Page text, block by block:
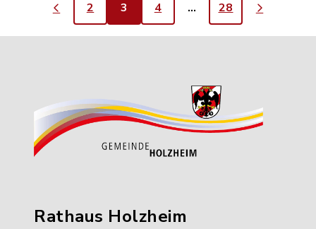
2 3 4 … 28
Rathaus Holzheim